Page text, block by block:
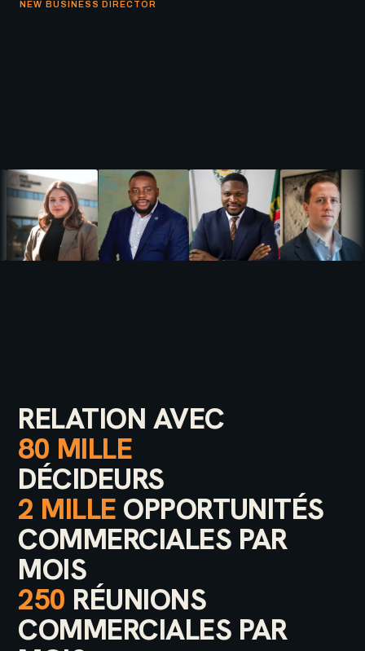
NEW BUSINESS DIRECTOR
RELATION AVEC
80 MILLE
DÉCIDEURS
2 MILLE OPPORTUNITÉS
COMMERCIALES PAR
MOIS
250 RÉUNIONS
COMMERCIALES PAR